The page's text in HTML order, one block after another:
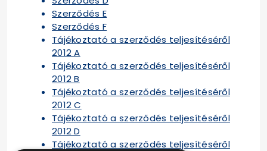
Szerződés E
Szerződés F
Tájékoztató a szerződés teljesítéséről
2012 A
Tájékoztató a szerződés teljesítéséről
2012 B
Tájékoztató a szerződés teljesítéséről
2012 C
Tájékoztató a szerződés teljesítéséről
2012 D
Tájékoztató a szerződés teljesítéséről